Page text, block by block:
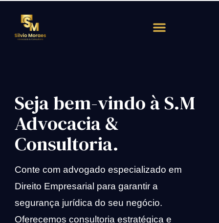
Seja bem-vindo à S.M
Advocacia &
Consultoria.
Conte com advogado especializado em
Direito Empresarial para garantir a
segurança jurídica do seu negócio.
Oferecemos consultoria estratégica e